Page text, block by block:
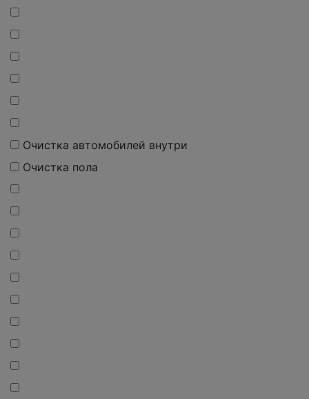
Очистка автомобилей внутри
Очистка пола